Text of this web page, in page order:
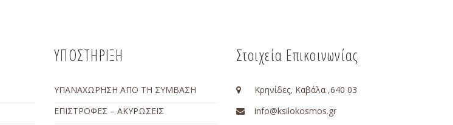
ΥΠΟΣΤΗΡΙΞΗ
ΥΠΑΝΑΧΩΡΗΣΗ ΑΠΟ ΤΗ ΣΥΜΒΑΣΗ
ΕΠΙΣΤΡΟΦΕΣ – ΑΚΥΡΩΣΕΙΣ
Στοιχεία Επικοινωνίας
Κρηνίδες, Καβάλα ,640 03
info@ksilokosmos.gr